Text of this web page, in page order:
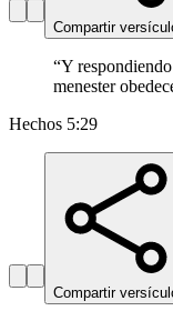
Compartir
“Y
menester
Hechos 5:29
Compartir